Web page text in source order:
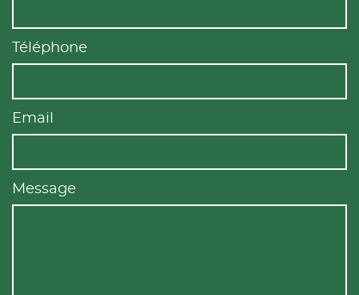
Téléphone
Email
Message